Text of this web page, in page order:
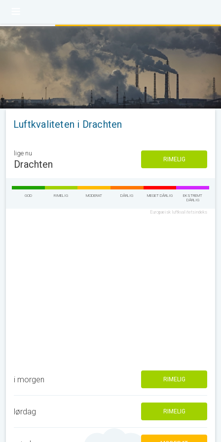
Luftkvaliteten i Drachten
lige nu
Drachten RIMELIG
GOD RIMELIG MODERAT DÅRLIG MEGET DÅRLIG
EKSTREMT
DÅRLIG
Europæisk luftkvalitetsindeks
i morgen RIMELIG
lørdag RIMELIG